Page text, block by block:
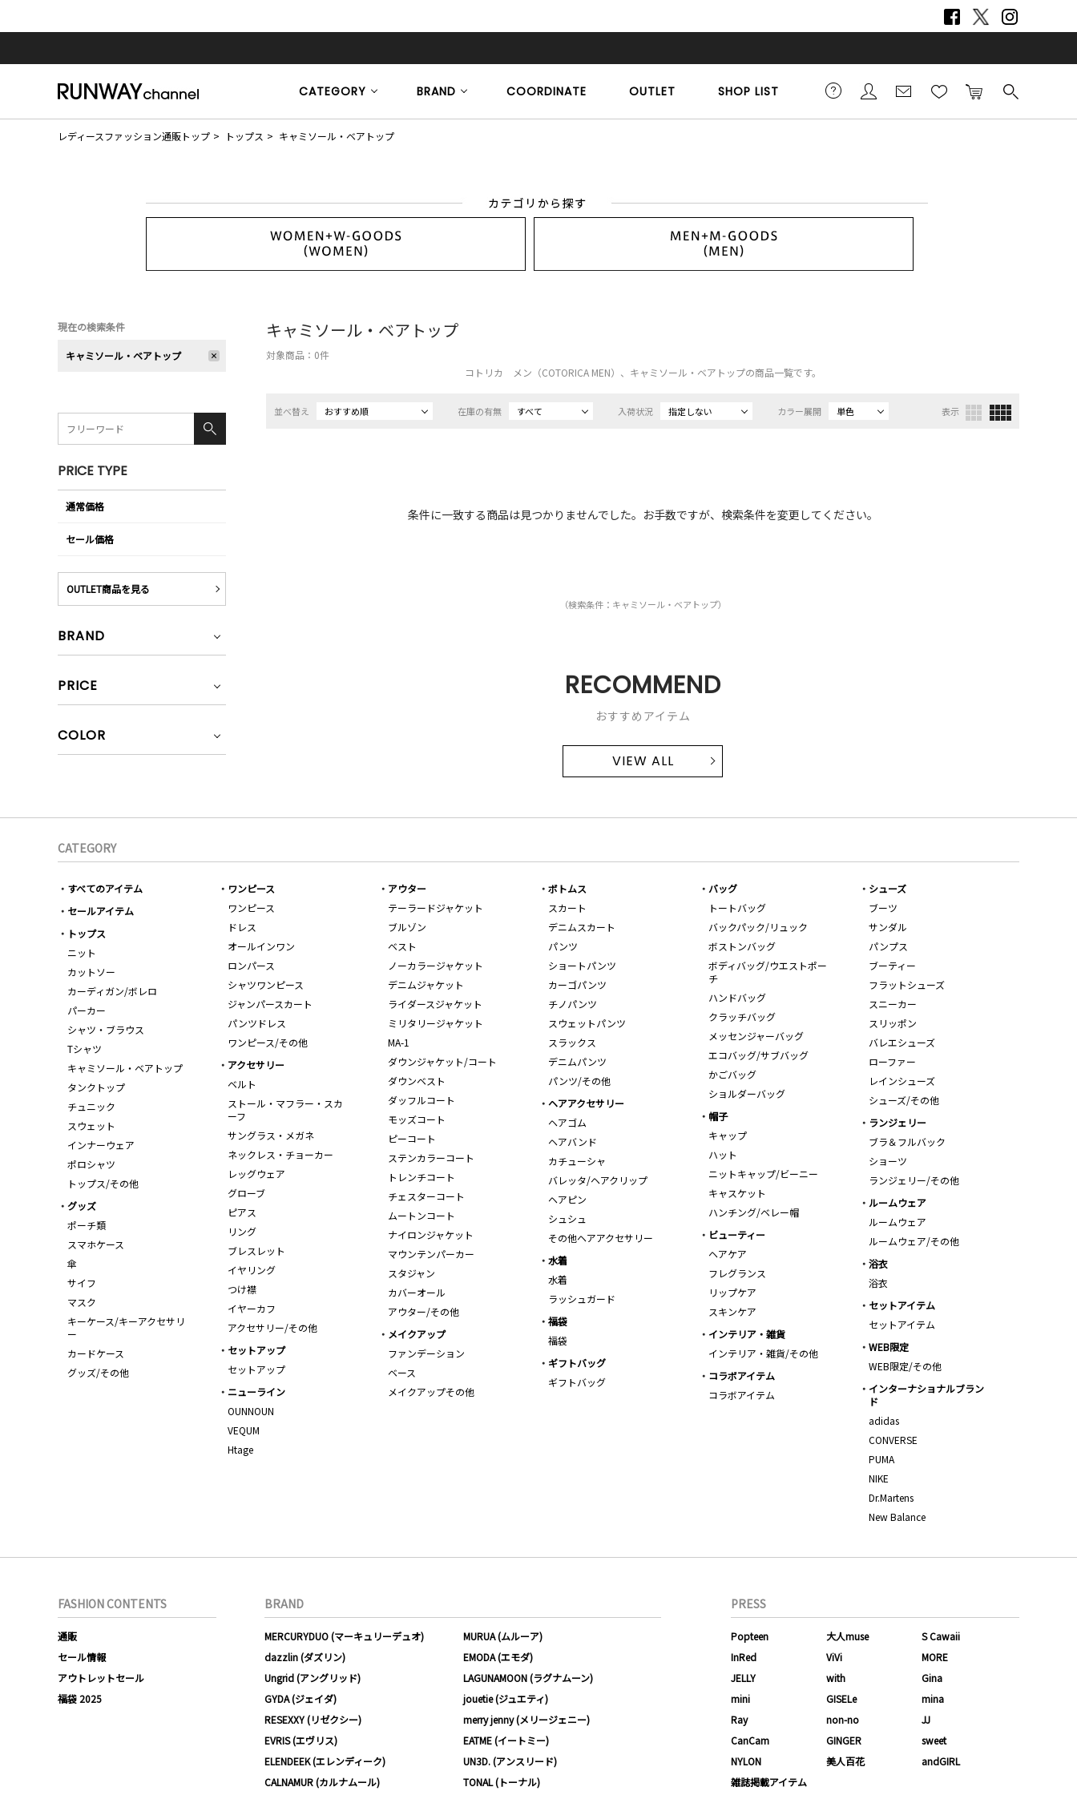
CATEGORY BRAND COORDINATE OUTLET SHOP LIST
レディースファッション通販トップ トップス キャミソール・ベアトップ
キャミソール・ベアトップ
対象商品： 0件
コトリカ メン（COTORICA MEN）、キャミソール・ベアトップの商品一覧です。
並べ替え おすすめ順 在庫の有無 すべて 入荷状況 指定しない カラー展開 単色 表示
条件に一致する商品は見つかりませんでした。お手数ですが、検索条件を変更してください。
（検索条件：キャミソール・ベアトップ）
RECOMMEND
おすすめアイテム
VIEW ALL
現在の検索条件
キャミソール・ベアトップ
PRICE TYPE
通常価格
セール価格
OUTLET商品を見る
BRAND
PRICE
COLOR
CATEGORY
すべてのアイテム
セールアイテム
トップス
ニット
カットソー
カーディガン/ボレロ
パーカー
シャツ・ブラウス
Tシャツ
キャミソール・ベアトップ
タンクトップ
チュニック
スウェット
インナーウェア
ポロシャツ
トップス/その他
ワンピース
ワンピース
ドレス
オールインワン
ロンパース
シャツワンピース
ジャンパースカート
パンツドレス
ワンピース/その他
アウター
テーラードジャケット
ブルゾン
ベスト
ノーカラージャケット
デニムジャケット
ライダースジャケット
ミリタリージャケット
MA-1
ダウンジャケット/コート
ダウンベスト
ダッフルコート
モッズコート
ピーコート
ステンカラーコート
トレンチコート
チェスターコート
ムートンコート
ナイロンジャケット
マウンテンパーカー
スタジャン
カバーオール
アウター/その他
ボトムス
スカート
デニムスカート
パンツ
ショートパンツ
カーゴパンツ
チノパンツ
スウェットパンツ
スラックス
デニムパンツ
パンツ/その他
バッグ
トートバッグ
バックパック/リュック
ボストンバッグ
ボディバッグ/ウエストポー
チ
ハンドバッグ
クラッチバッグ
メッセンジャーバッグ
エコバッグ/サブバッグ
かごバッグ
ショルダーバッグ
シューズ
ブーツ
サンダル
パンプス
ブーティー
フラットシューズ
スニーカー
スリッポン
バレエシューズ
ローファー
レインシューズ
シューズ/その他
アクセサリー
ベルト
ストール・マフラー・スカ
ーフ
サングラス・メガネ
ネックレス・チョーカー
レッグウェア
グローブ
ピアス
リング
ブレスレット
イヤリング
つけ襟
イヤーカフ
アクセサリー/その他
ヘアアクセサリー
ヘアゴム
ヘアバンド
カチューシャ
バレッタ/ヘアクリップ
ヘアピン
シュシュ
その他ヘアアクセサリー
帽子
キャップ
ハット
ニットキャップ/ビーニー
キャスケット
ハンチング/ベレー帽
ランジェリー
ブラ＆フルバック
ショーツ
ランジェリー/その他
ルームウェア
ルームウェア
ルームウェア/その他
グッズ
ポーチ類
スマホケース
傘
サイフ
マスク
キーケース/キーアクセサリ
ー
カードケース
グッズ/その他
ビューティー
ヘアケア
フレグランス
リップケア
スキンケア
水着
水着
ラッシュガード
浴衣
浴衣
セットアイテム
セットアイテム
福袋
福袋
メイクアップ
ファンデーション
ベース
メイクアップその他
インテリア・雑貨
インテリア・雑貨/その他
WEB限定
WEB限定/その他
セットアップ
セットアップ
ギフトバッグ
ギフトバッグ
コラボアイテム
コラボアイテム
インターナショナルブラン
ド
adidas
CONVERSE
PUMA
NIKE
Dr.Martens
New Balance
ニューライン
OUNNOUN
VEQUM
Htage
FASHION CONTENTS
通販
セール情報
アウトレットセール
福袋 2025
BRAND
MERCURYDUO (マーキュリーデュオ)
MURUA (ムルーア)
dazzlin (ダズリン)
EMODA (エモダ)
Ungrid (アングリッド)
LAGUNAMOON (ラグナムーン)
GYDA (ジェイダ)
jouetie (ジュエティ)
RESEXXY (リゼクシー)
merry jenny (メリージェニー)
EVRIS (エヴリス)
EATME (イートミー)
ELENDEEK (エレンディーク)
UN3D. (アンスリード)
CALNAMUR (カルナムール)
TONAL (トーナル)
PRESS
Popteen 大人muse
S Cawaii
InRed
ViVi
MORE
JELLY
with
Gina
mini
GISELe
mina
Ray
non-no
JJ
CanCam
GINGER
sweet
NYLON
美人百花
andGIRL
雑誌掲載アイテム